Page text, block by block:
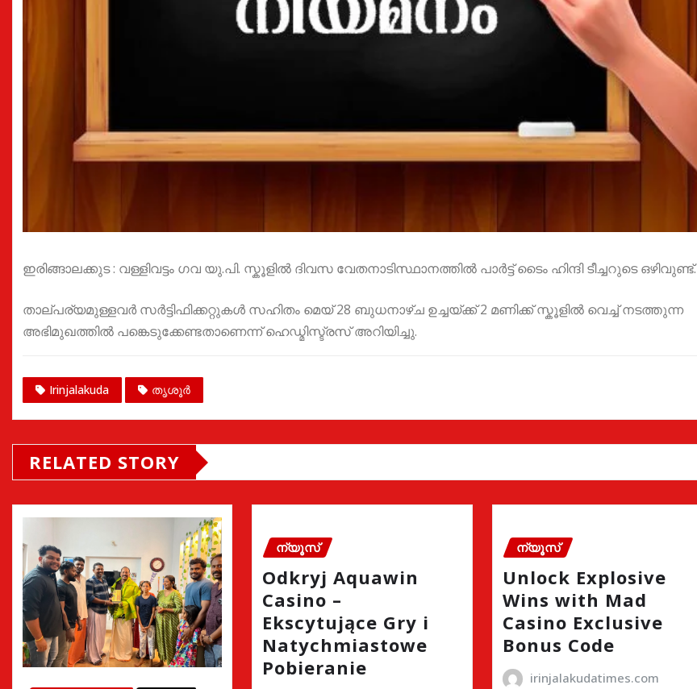
ഇരിങ്ങാലക്കുട : വള്ളിവട്ടം ഗവ യു.പി. സ്കൂളിൽ ദിവസ വേതനാടിസ്ഥാനത്തിൽ പാർട്ട് ടൈം ഹിന്ദി ടീച്ചറുടെ ഒഴിവുണ്ട്.
താല്പര്യമുള്ളവർ സർട്ടിഫിക്കറ്റുകൾ സഹിതം മെയ് 28 ബുധനാഴ്ച ഉച്ചയ്ക്ക് 2 മണിക്ക് സ്കൂളിൽ വെച്ച് നടത്തുന്ന
അഭിമുഖത്തിൽ പങ്കെടുക്കേണ്ടതാണെന്ന് ഹെഡ്മിസ്ട്രസ് അറിയിച്ചു.
Irinjalakuda തൃശൂർ
RELATED STORY
ന്യൂസ്
Odkryj Aquawin
Casino –
Ekscytujące Gry i
Natychmiastowe
Pobieranie
ന്യൂസ്
Unlock Explosive
Wins with Mad
Casino Exclusive
Bonus Code
irinjalakudatimes.com